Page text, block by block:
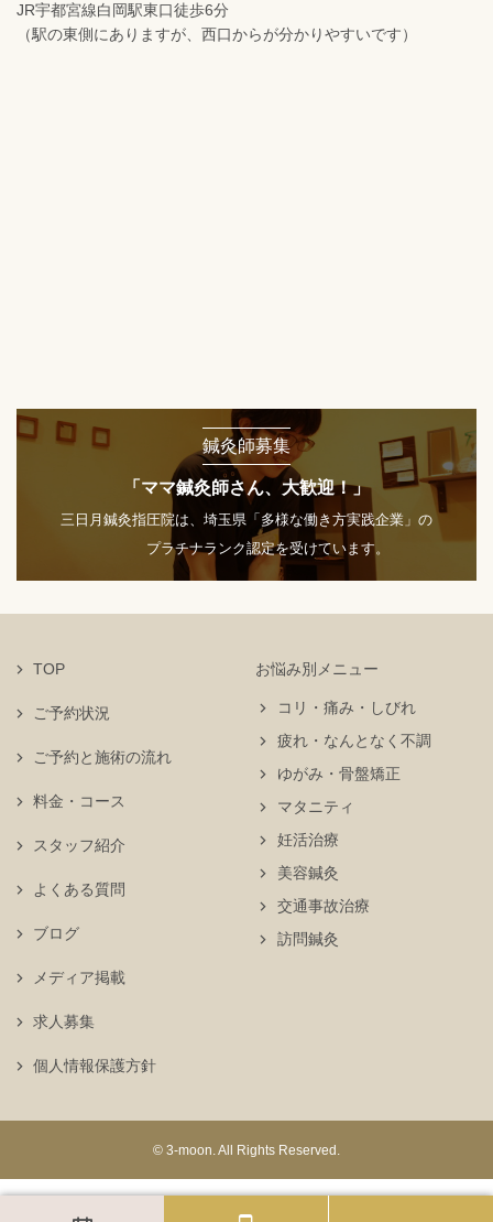
JR宇都宮線白岡駅東口徒歩6分
（駅の東側にありますが、西口からが分かりやすいです）
鍼灸師募集
「ママ鍼灸師さん、大歓迎！」
三日月鍼灸指圧院は、埼玉県「多様な働き方実践企業」の
プラチナランク認定を受けています。
TOP
ご予約状況
お悩み別メニュー
コリ・痛み・しびれ
疲れ・なんとなく不調
ゆがみ・骨盤矯正
マタニティ
妊活治療
美容鍼灸
交通事故治療
訪問鍼灸
ご予約と施術の流れ
料金・コース
スタッフ紹介
よくある質問
ブログ
メディア掲載
求人募集
個人情報保護方針
© 3-moon. All Rights Reserved.